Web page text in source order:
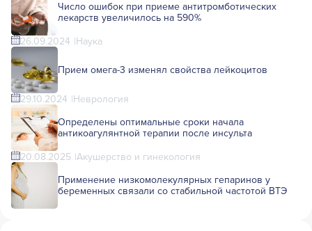
Число ошибок при приеме антитромботических
лекарств увеличилось на 590%
26.09.2024 Наука
Прием омега-3 изменял свойства лейкоцитов
29.10.2024 Неврология
Определены оптимальные сроки начала
антикоагулянтной терапии после инсульта
20.08.2025 Акушерство и гинекология
Применение низкомолекулярных гепаринов у
беременных связали со стабильной частотой ВТЭ